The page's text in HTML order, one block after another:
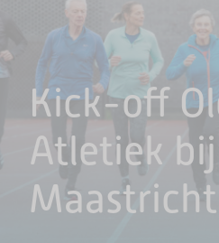
Kick-off
Atletiek
Maastricht